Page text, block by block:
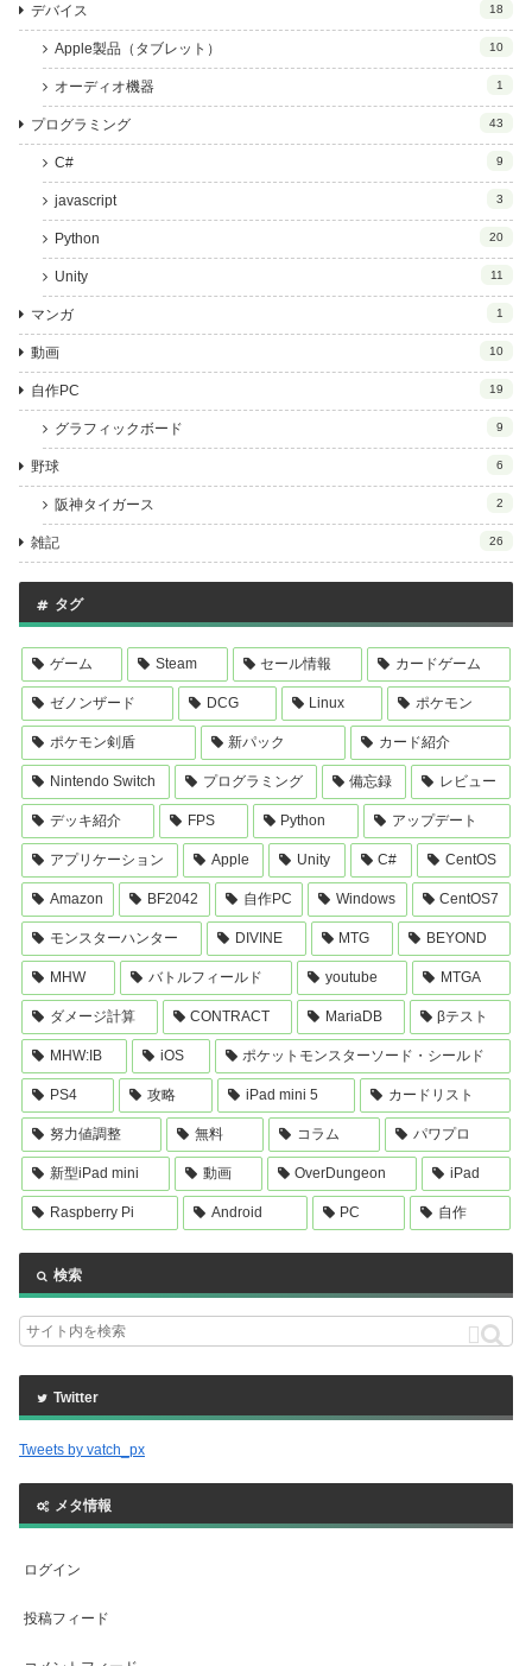
デバイス 18
Apple製品（タブレット） 10
オーディオ機器 1
プログラミング 43
C# 9
javascript 3
Python 20
Unity 11
マンガ 1
動画 10
自作PC 19
グラフィックボード 9
野球 6
阪神タイガース 2
雑記 26
タグ
ゲーム Steam セール情報 カードゲーム
ゼノンザード DCG Linux ポケモン
ポケモン剣盾 新パック カード紹介
Nintendo Switch プログラミング 備忘録 レビュー
デッキ紹介 FPS Python アップデート
アプリケーション Apple Unity C# CentOS
Amazon BF2042 自作PC Windows CentOS7
モンスターハンター DIVINE MTG BEYOND
MHW バトルフィールド youtube MTGA
ダメージ計算 CONTRACT MariaDB βテスト
MHW:IB iOS ポケットモンスターソード・シールド
PS4 攻略 iPad mini 5 カードリスト
努力値調整 無料 コラム パワプロ
新型iPad mini 動画 OverDungeon iPad
Raspberry Pi Android PC 自作
検索
Twitter
Tweets by vatch_px
メタ情報
ログイン
投稿フィード